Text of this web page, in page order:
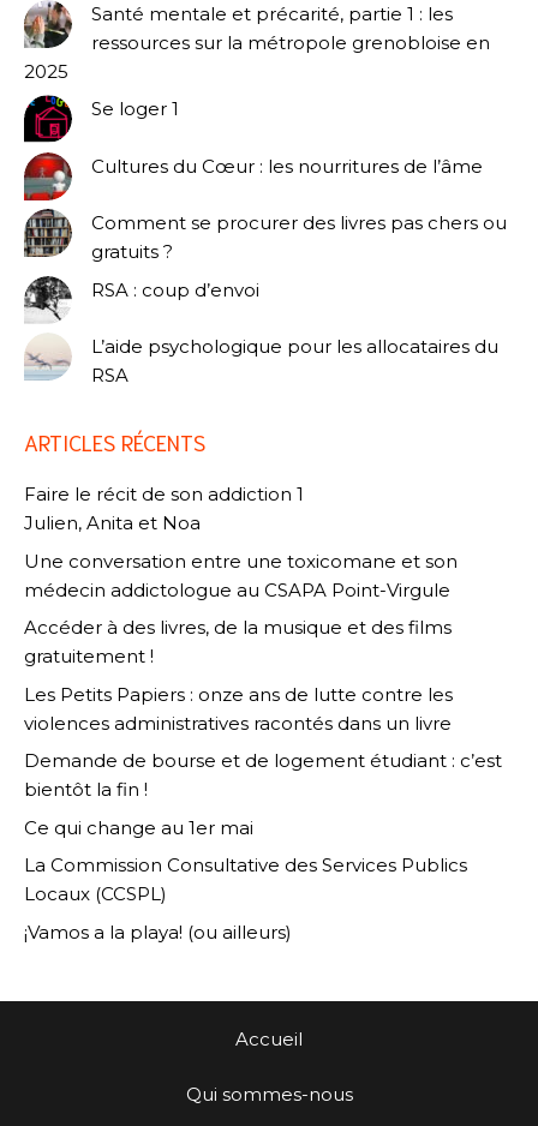
Santé mentale et précarité, partie 1 : les
ressources sur la métropole grenobloise en
2025
Se loger 1
Cultures du Cœur : les nourritures de l’âme
Comment se procurer des livres pas chers ou
gratuits ?
RSA : coup d’envoi
L’aide psychologique pour les allocataires du
RSA
ARTICLES RÉCENTS
Faire le récit de son addiction 1
Julien, Anita et Noa
Une conversation entre une toxicomane et son
médecin addictologue au CSAPA Point-Virgule
Accéder à des livres, de la musique et des films
gratuitement !
Les Petits Papiers : onze ans de lutte contre les
violences administratives racontés dans un livre
Demande de bourse et de logement étudiant : c’est
bientôt la fin !
Ce qui change au 1er mai
La Commission Consultative des Services Publics
Locaux (CCSPL)
¡Vamos a la playa! (ou ailleurs)
Accueil
Qui sommes-nous